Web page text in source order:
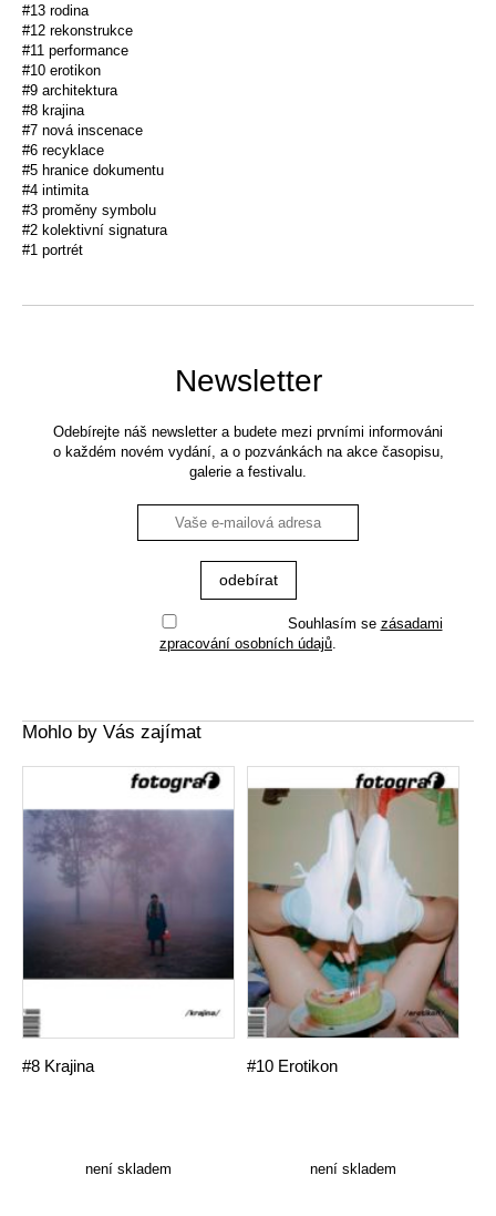
#13 rodina
#12 rekonstrukce
#11 performance
#10 erotikon
#9 architektura
#8 krajina
#7 nová inscenace
#6 recyklace
#5 hranice dokumentu
#4 intimita
#3 proměny symbolu
#2 kolektivní signatura
#1 portrét
Newsletter
Odebírejte náš newsletter a budete mezi prvními informováni
o každém novém vydání, a o pozvánkách na akce časopisu,
galerie a festivalu.
Souhlasím se zásadami
zpracování osobních údajů
Mohlo by Vás zajímat
#8 Krajina
není skladem
#10 Erotikon
není skladem